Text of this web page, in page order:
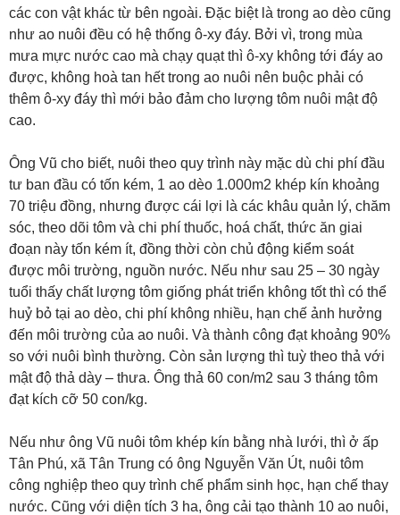
các con vật khác từ bên ngoài. Ðặc biệt là trong ao dèo cũng
như ao nuôi đều có hệ thống ô-xy đáy. Bởi vì, trong mùa
mưa mực nước cao mà chạy quạt thì ô-xy không tới đáy ao
được, không hoà tan hết trong ao nuôi nên buộc phải có
thêm ô-xy đáy thì mới bảo đảm cho lượng tôm nuôi mật độ
cao.
Ông Vũ cho biết, nuôi theo quy trình này mặc dù chi phí đầu
tư ban đầu có tốn kém, 1 ao dèo 1.000m2 khép kín khoảng
70 triệu đồng, nhưng được cái lợi là các khâu quản lý, chăm
sóc, theo dõi tôm và chi phí thuốc, hoá chất, thức ăn giai
đoạn này tốn kém ít, đồng thời còn chủ động kiểm soát
được môi trường, nguồn nước. Nếu như sau 25 – 30 ngày
tuổi thấy chất lượng tôm giống phát triển không tốt thì có thể
huỷ bỏ tại ao dèo, chi phí không nhiều, hạn chế ảnh hưởng
đến môi trường của ao nuôi. Và thành công đạt khoảng 90%
so với nuôi bình thường. Còn sản lượng thì tuỳ theo thả với
mật độ thả dày – thưa. Ông thả 60 con/m2 sau 3 tháng tôm
đạt kích cỡ 50 con/kg.
Nếu như ông Vũ nuôi tôm khép kín bằng nhà lưới, thì ở ấp
Tân Phú, xã Tân Trung có ông Nguyễn Văn Út, nuôi tôm
công nghiệp theo quy trình chế phẩm sinh học, hạn chế thay
nước. Cũng với diện tích 3 ha, ông cải tạo thành 10 ao nuôi,